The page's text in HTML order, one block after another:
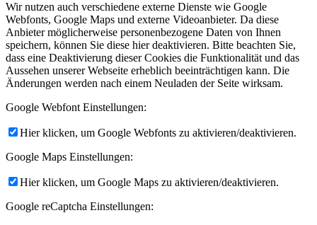
Wir nutzen auch verschiedene externe Dienste wie Google
Webfonts, Google Maps und externe Videoanbieter. Da diese
Anbieter möglicherweise personenbezogene Daten von Ihnen
speichern, können Sie diese hier deaktivieren. Bitte beachten Sie,
dass eine Deaktivierung dieser Cookies die Funktionalität und das
Aussehen unserer Webseite erheblich beeinträchtigen kann. Die
Änderungen werden nach einem Neuladen der Seite wirksam.
Google Webfont Einstellungen:
Hier klicken, um Google Webfonts zu aktivieren/deaktivieren.
Google Maps Einstellungen:
Hier klicken, um Google Maps zu aktivieren/deaktivieren.
Google reCaptcha Einstellungen: